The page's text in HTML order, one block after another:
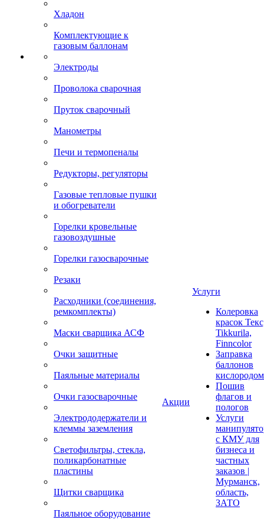
Хладон
Комплектующие к
газовым баллонам
Электроды
Проволока сварочная
Пруток сварочный
Манометры
Печи и термопеналы
Редукторы, регуляторы
Газовые тепловые пушки
и обогреватели
Горелки кровельные
газовоздушные
Горелки газосварочные
Резаки
Расходники (соединения,
ремкомплекты)
Маски сварщика АСФ
Очки защитные
Паяльные материалы
Очки газосварочные
Электрододержатели и
клеммы заземления
Светофильтры, стекла,
поликарбонатные
пластины
Щитки сварщика
Паяльное оборудование
Акции
Услуги
Колеровка
красок
Tikkurila,
Finncolor
Заправка
баллонов
кислородом
Пошив
флагов и
пологов
Услуги
с КМУ для
бизнеса и
частных
заказов |
Мурманск,
область,
ЗАТО